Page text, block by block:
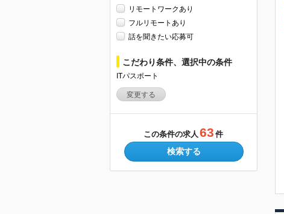
リモートワークあり
フルリモートあり
話を聞きたい応募可
こだわり条件、選択中の条件
ITパスポート
変更する
この条件の求人 63 件
検索する